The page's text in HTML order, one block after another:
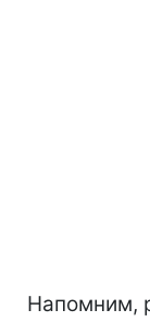
Напомним,